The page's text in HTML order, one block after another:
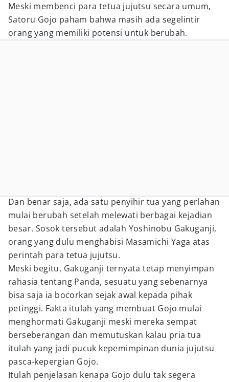
Meski membenci para tetua jujutsu secara umum,
Satoru Gojo paham bahwa masih ada segelintir
orang yang memiliki potensi untuk berubah.
Dan benar saja, ada satu penyihir tua yang perlahan
mulai berubah setelah melewati berbagai kejadian
besar. Sosok tersebut adalah Yoshinobu Gakuganji,
orang yang dulu menghabisi Masamichi Yaga atas
perintah para tetua jujutsu.
Meski begitu, Gakuganji ternyata tetap menyimpan
rahasia tentang Panda, sesuatu yang sebenarnya
bisa saja ia bocorkan sejak awal kepada pihak
petinggi. Fakta itulah yang membuat Gojo mulai
menghormati Gakuganji meski mereka sempat
berseberangan dan memutuskan kalau pria tua
itulah yang jadi pucuk kepemimpinan dunia jujutsu
pasca-kepergian Gojo.
Itulah penjelasan kenapa Gojo dulu tak segera